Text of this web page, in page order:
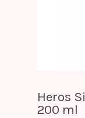
Heros
200 ml